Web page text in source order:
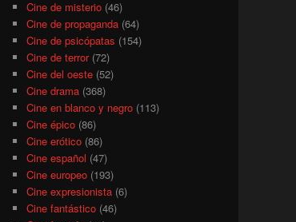
Cine de misterio(46)
Cine de propaganda(64)
Cine de psicópatas (154)
Cine de terror(72)
Cine del oeste(52)
Cine drama(368)
Cine en blanco y negro(113)
Cine épico(86)
Cine erótico(86)
Cine español (47)
Cine europeo(193)
Cine expresionista(6)
Cine fantástico(46)